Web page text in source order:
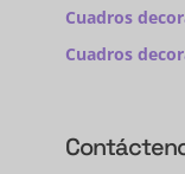
Cuadros
Cuadros